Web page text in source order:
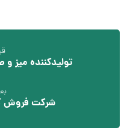
تولیدکننده میز و
شرکت فروش